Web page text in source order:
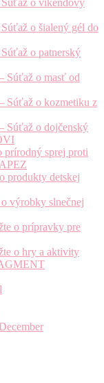
o víkendový
o šialený gél do
o patnerský
Súťaž o masť od
Súťaž o kozmetiku z
Súťaž o dojčenský
prírodný sprej proti
produkty detskej
výrobky slnečnej
o prípravky pre
o hry a aktivity